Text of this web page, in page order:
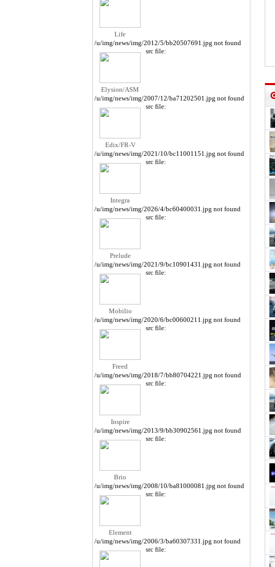
Life
/u/img/news/img/2012/5/bb20507691.jpg not found
Elysion/ASM
src file:
/u/img/news/img/2007/12/ba71202501.jpg not found
Edix/FR-V
src file:
/u/img/news/img/2021/10/bc11001151.jpg not found
Integra
src file:
/u/img/news/img/2026/4/bc60400031.jpg not found
Prelude
src file:
/u/img/news/img/2021/9/bc10901431.jpg not found
Mobilio
src file:
/u/img/news/img/2020/6/bc00600211.jpg not found
Freed
src file:
/u/img/news/img/2018/7/bb80704221.jpg not found
Inspire
src file:
/u/img/news/img/2013/9/bb30902561.jpg not found
Brio
src file:
/u/img/news/img/2008/10/ba81000081.jpg not found
Element
src file:
/u/img/news/img/2006/3/ba60307331.jpg not found
src file: